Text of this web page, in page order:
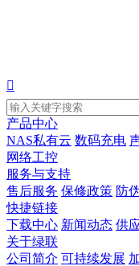

产品中心
NAS私有云 数码充电
网络工控
服务与支持
售后服务 保修政策 防
快捷链接
下载中心 新闻动态 供
关于绿联
公司简介 可持续发展